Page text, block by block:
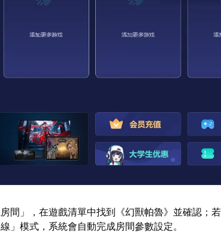
間」，在遊戲清單中找到《幻獸帕魯》並確認；
」模式，系統會自動完成房間參數設定。